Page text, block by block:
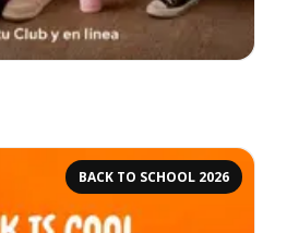
BACK TO SCHOOL 2026